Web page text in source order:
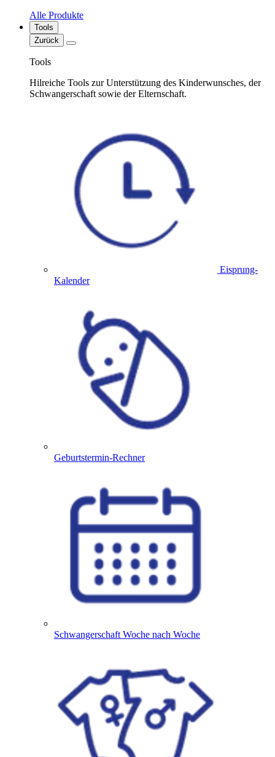
Alle Produkte
Tools
Zurück
Tools
Hilreiche Tools zur Unterstützung des Kinderwunsches, der
Schwangerschaft sowie der Elternschaft.
Eisprung-
Kalender
Geburtstermin-Rechner
Schwangerschaft Woche nach Woche